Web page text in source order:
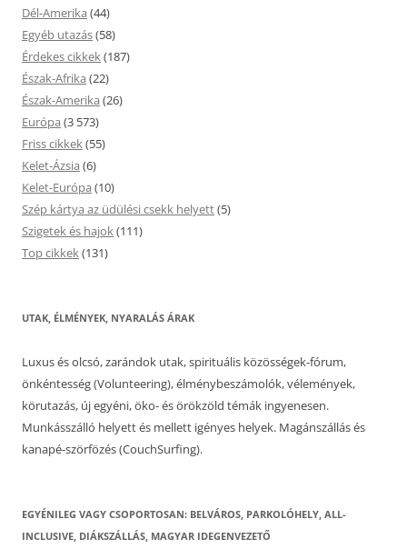
Dél-Amerika (44)
Egyéb utazás(58)
Érdekes cikkek(187)
Észak-Afrika (22)
Észak-Amerika (26)
Európa (3 573)
Friss cikkek(55)
Kelet-Ázsia (6)
Kelet-Európa (10)
Szép kártya az üdülési csekk helyett(5)
Szigetek és hajok(111)
Top cikkek(131)
UTAK, ÉLMÉNYEK, NYARALÁS ÁRAK
Luxus és olcsó, zarándok utak, spirituális közösségek-fórum,
önkéntesség (Volunteering), élménybeszámolók, vélemények,
körutazás, új egyéni, öko- és örökzöld témák ingyenesen.
Munkásszálló helyett és mellett igényes helyek. Magánszállás és
kanapé-szörfözés (CouchSurfing).
EGYÉNILEG VAGY CSOPORTOSAN: BELVÁROS, PARKOLÓHELY, ALL-
INCLUSIVE, DIÁKSZÁLLÁS, MAGYAR IDEGENVEZETŐ